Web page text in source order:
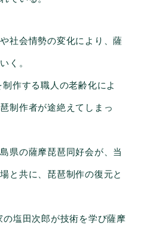
社会情勢の変化により、薩
く。
作する職人の老齢化によ
制作者が途絶えてしまっ
県の薩摩琵琶同好会が、当
と共に、琵琶制作の復元と
塩田次郎が技術を学び薩摩